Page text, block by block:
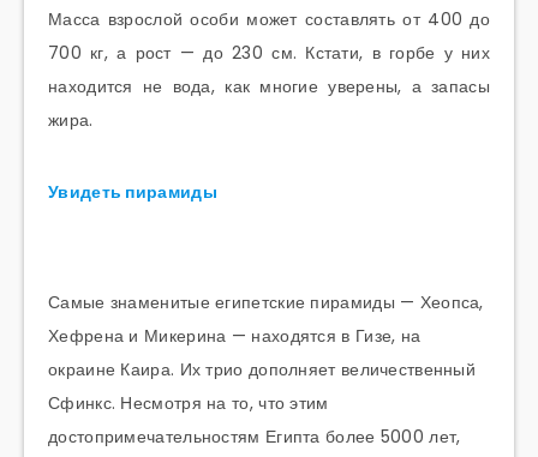
Масса взрослой особи может составлять от 400 до
700 кг, а рост — до 230 см. Кстати, в горбе у них
находится не вода, как многие уверены, а запасы
жира.
Увидеть пирамиды
Самые знаменитые египетские пирамиды — Хеопса,
Хефрена и Микерина — находятся в Гизе, на
окраине Каира. Их трио дополняет величественный
Сфинкс. Несмотря на то, что этим
достопримечательностям Египта более 5000 лет,